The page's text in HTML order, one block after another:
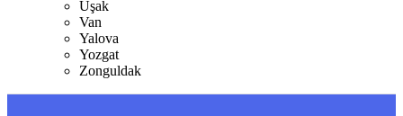
Uşak
Van
Yalova
Yozgat
Zonguldak